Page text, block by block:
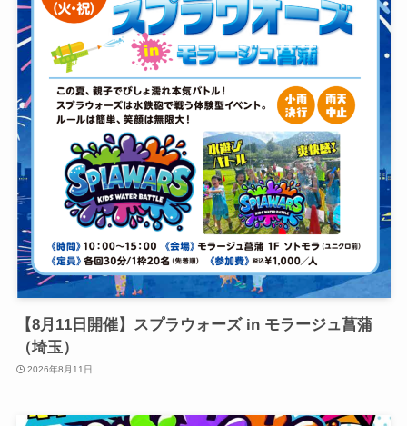
【8月11日開催】スプラウォーズ in モラージュ菖蒲
（埼玉）
2026年8月11日